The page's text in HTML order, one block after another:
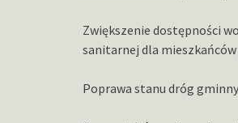
Zwiększenie dostępności
sanitarnej dla mieszkańców
Poprawa stanu dróg